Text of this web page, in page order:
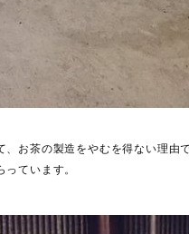
お茶の製造をやむを得ない理由
ています。